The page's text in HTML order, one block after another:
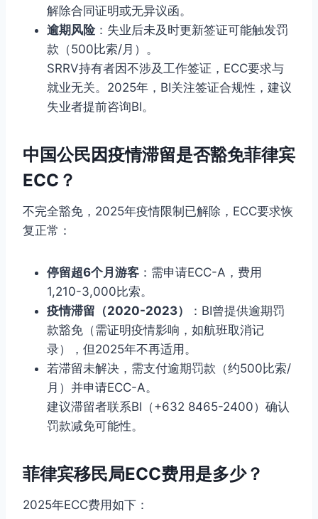
解除合同证明或无异议函。
逾期风险：失业后未及时更新签证可能触发罚
款（500比索/月）。
SRRV持有者因不涉及工作签证，ECC要求与
就业无关。2025年，BI关注签证合规性，建议
失业者提前咨询BI。
中国公民因疫情滞留是否豁免菲律宾
ECC？
不完全豁免，2025年疫情限制已解除，ECC要求恢
复正常：
停留超6个月游客 ：需申请ECC-A，费用
1,210-3,000比索。
疫情滞留（2020-2023）
：BI曾提供逾期罚
款豁免（需证明疫情影响，如航班取消记
录），但2025年不再适用。
若滞留未解决，需支付逾期罚款（约500比索/
月）并申请ECC-A。
建议滞留者联系BI（+632 8465-2400）确认
罚款减免可能性。
菲律宾移民局ECC费用是多少？
2025年ECC费用如下：